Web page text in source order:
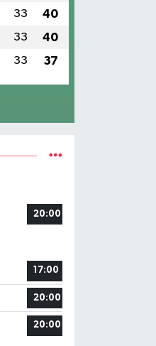
33 40
33 40
33 37
20:00
17:00
20:00
20:00